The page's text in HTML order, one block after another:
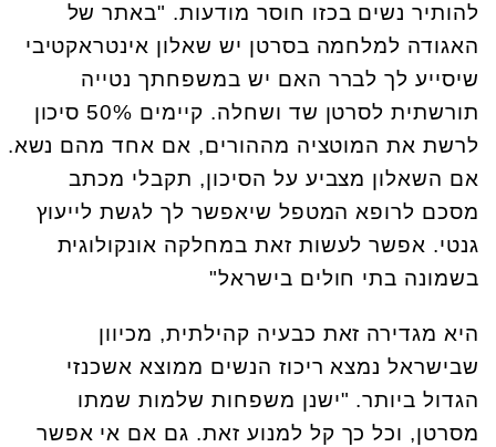
להותיר נשים בכזו חוסר מודעות. "באתר של
האגודה למלחמה בסרטן יש שאלון אינטראקטיבי
שיסייע לך לברר האם יש במשפחתך נטייה
תורשתית לסרטן שד ושחלה. קיימים 50% סיכון
לרשת את המוטציה מההורים, אם אחד מהם נשא.
אם השאלון מצביע על הסיכון, תקבלי מכתב
מסכם לרופא המטפל שיאפשר לך לגשת לייעוץ
גנטי. אפשר לעשות זאת במחלקה אונקולוגית
בשמונה בתי חולים בישראל"
היא מגדירה זאת כבעיה קהילתית, מכיוון
שבישראל נמצא ריכוז הנשים ממוצא אשכנזי
הגדול ביותר. "ישנן משפחות שלמות שמתו
מסרטן, וכל כך קל למנוע זאת. גם אם אי אפשר